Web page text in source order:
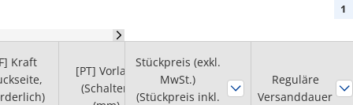
1
Kraft
[PT] Vorlauf
(Schalter)
Ausführung
(Kontaktpunkt)
Werkstoff
(Kontakt)
Stückpreis (exkl.
MwSt.)
(Stückpreis inkl.
Reguläre
Versanddauer